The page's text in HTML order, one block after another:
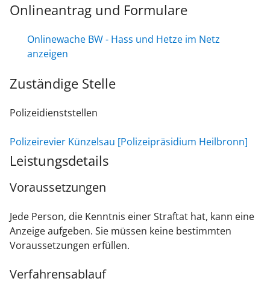
Onlineantrag und Formulare
Onlinewache BW - Hass und Hetze im Netz
anzeigen
Zuständige Stelle
Polizeidienststellen
Polizeirevier Künzelsau [Polizeipräsidium Heilbronn]
Leistungsdetails
Voraussetzungen
Jede Person, die Kenntnis einer Straftat hat, kann eine
Anzeige aufgeben. Sie müssen keine bestimmten
Voraussetzungen erfüllen.
Verfahrensablauf